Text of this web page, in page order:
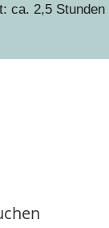
ca. 2,5 Stunden